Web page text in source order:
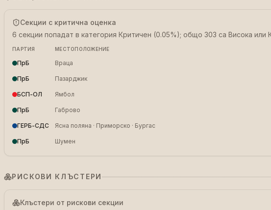
Секции с критична оценка
6 секции попадат в категория Критичен (0.05%); общо 303 са Висока или
ПАРТИЯ МЕСТОПОЛОЖЕНИЕ
ПрБ Враца
ПрБ Пазарджик
БСП-ОЛ Ямбол
ПрБ Габрово
ГЕРБ-СДС Ясна поляна · Приморско · Бургас
ПрБ Шумен
РИСКОВИ КЛЪСТЕРИ
Клъстери от рискови секции